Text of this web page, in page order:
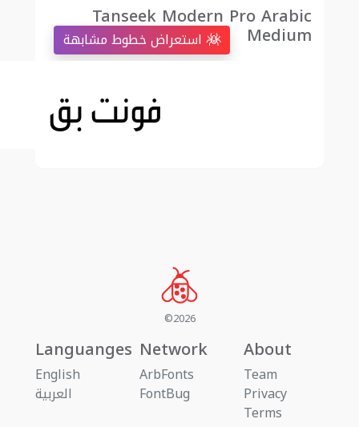
Tanseek Modern Pro Arabic
Medium
©2026
Languanges
English
العربية
Network
ArbFonts
FontBug
About
Team
Privacy
Terms